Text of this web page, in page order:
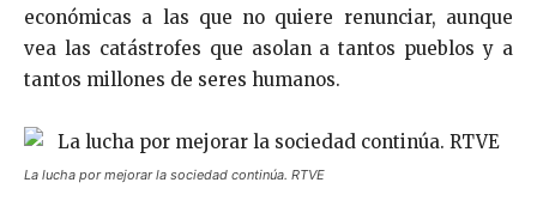
económicas a las que no quiere renunciar, aunque
vea las catástrofes que asolan a tantos pueblos y a
tantos millones de seres humanos.
La lucha por mejorar la sociedad continúa. RTVE